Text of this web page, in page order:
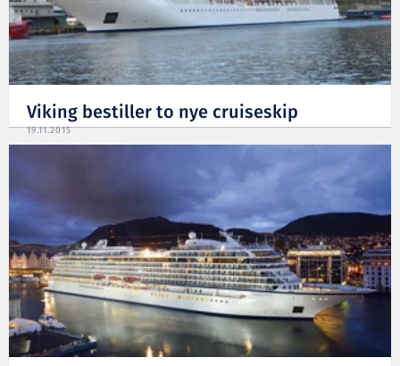
Viking bestiller to nye cruiseskip
19.11.2015